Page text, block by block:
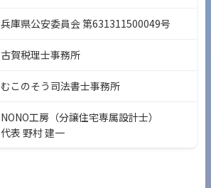
兵庫県公安委員会 第631311500049号
古賀税理士事務所
むこのそう司法書士事務所
NONO工房（分譲住宅専属設計士）
代表 野村 建一